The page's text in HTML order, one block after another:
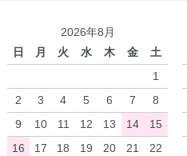
2026年8月
日
月 火 水 木 金
土
1
2
3 4 5 6 7
8
9
10 11 12 13 14
15
16
17 18 19 20 21
22